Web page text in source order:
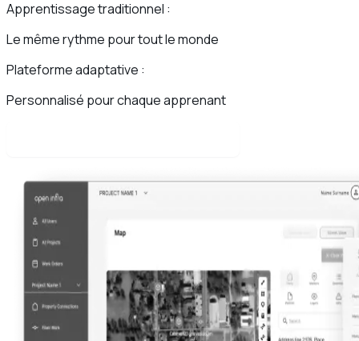
Apprentissage traditionnel :
Le même rythme pour tout le monde
Plateforme adaptative :
Personnalisé pour chaque apprenant